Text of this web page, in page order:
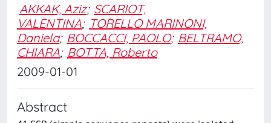
AKKAK, Aziz; SCARIOT,
VALENTINA; TORELLO MARINONI,
Daniela; BOCCACCI, PAOLO; BELTRAMO,
CHIARA; BOTTA, Roberto
2009-01-01
Abstract